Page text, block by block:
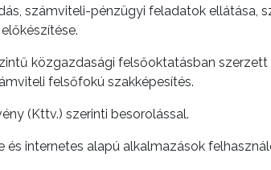
számviteli-pénzügyi feladatok ellátása,
közgazdasági felsőoktatásban szerzett
felsőfokú szakképesítés.
(Kttv.) szerinti besorolással.
internetes alapú alkalmazások